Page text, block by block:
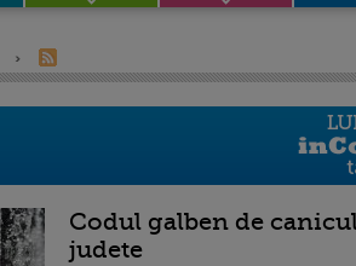
Codul galben de
judete